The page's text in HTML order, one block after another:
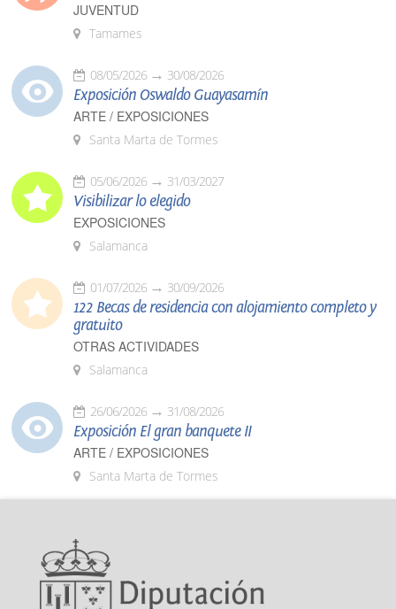
JUVENTUD
Tamames
08/05/2026 30/08/2026
Exposición Oswaldo Guayasamín
ARTE / EXPOSICIONES
Santa Marta de Tormes
05/06/2026 31/03/2027
Visibilizar lo elegido
EXPOSICIONES
Salamanca
01/07/2026 30/09/2026
122 Becas de residencia con alojamiento completo y
gratuito
OTRAS ACTIVIDADES
Salamanca
26/06/2026 31/08/2026
Exposición El gran banquete II
ARTE / EXPOSICIONES
Santa Marta de Tormes